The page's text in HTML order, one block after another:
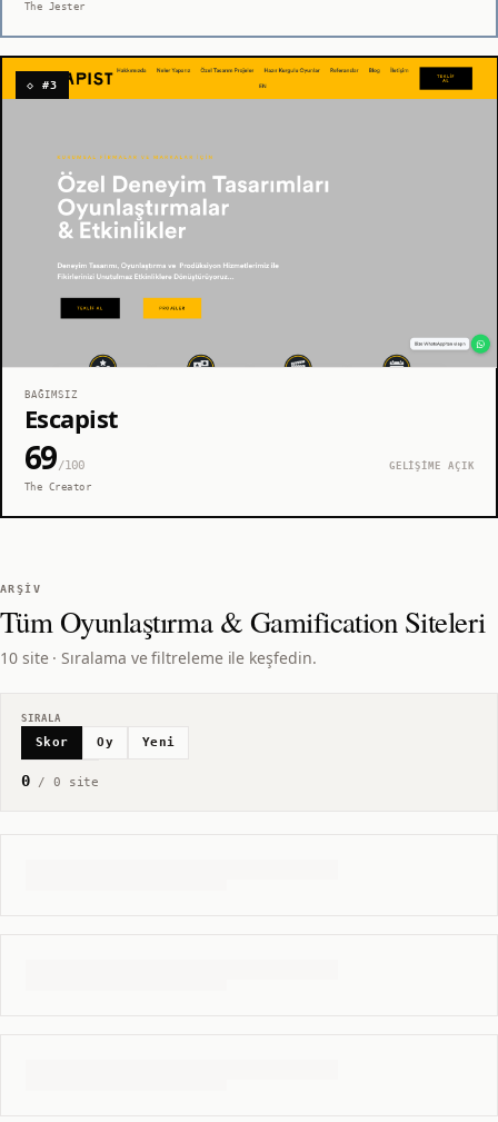
The Jester
◇ #3
BAĞIMSIZ
Escapist
69/100
GELİŞİME AÇIK
The Creator
ARŞIV
TümOyunlaştırma & GamificationSiteleri
10 site · Sıralama ve filtreleme ile keşfedin.
SIRALA
Skor Oy Yeni
0/ 0 site